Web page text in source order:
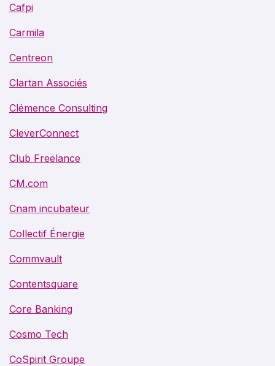
Cafpi
Carmila
Centreon
Clartan Associés
Clémence Consulting
CleverConnect
Club Freelance
CM.com
Cnam incubateur
Collectif Énergie
Commvault
Contentsquare
Core Banking
Cosmo Tech
CoSpirit Groupe